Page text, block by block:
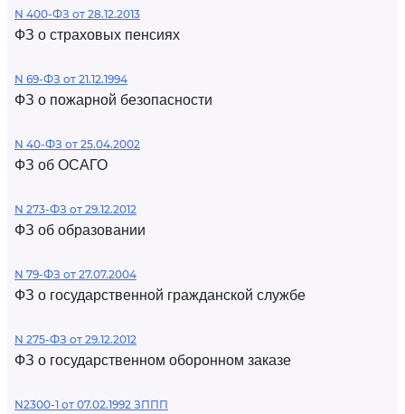
N 400-ФЗ от 28.12.2013
ФЗ о страховых пенсиях
N 69-ФЗ от 21.12.1994
ФЗ о пожарной безопасности
N 40-ФЗ от 25.04.2002
ФЗ об ОСАГО
N 273-ФЗ от 29.12.2012
ФЗ об образовании
N 79-ФЗ от 27.07.2004
ФЗ о государственной гражданской службе
N 275-ФЗ от 29.12.2012
ФЗ о государственном оборонном заказе
N2300-1 от 07.02.1992 ЗППП